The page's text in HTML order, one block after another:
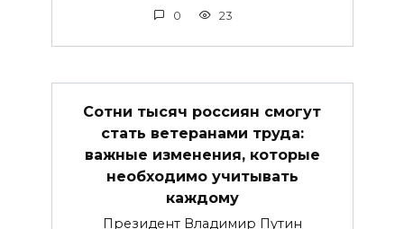
0 23
Сотни тысяч россиян смогут
стать ветеранами труда:
важные изменения, которые
необходимо учитывать
каждому
Президент Владимир Путин